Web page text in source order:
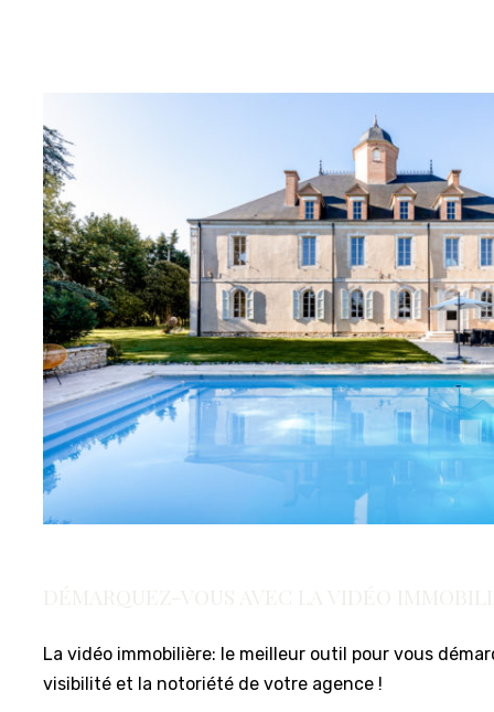
La vidéo immobilière: le meilleur outil pour vous
visibilité et la notoriété de votre agence !